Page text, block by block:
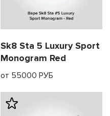
Sk8 Sta 5 Luxury Sport
Monogram Red
от 55000 РУБ